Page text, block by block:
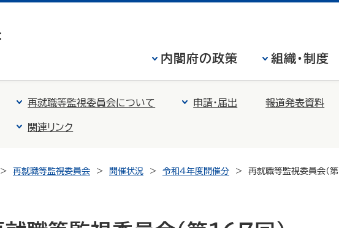
内閣府の政策 組織・制度
再就職等監視委員会について 申請・届出 報道発表資料
関連リンク
再就職等監視委員会 開催状況 令和４年度開催分 再就職等監視委員会（第